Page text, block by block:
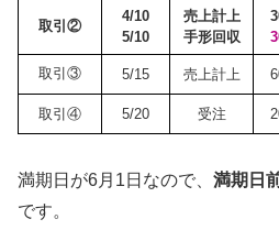
取引②
4/10
5/10
売上計上
手形回収
取引③ 5/15 売上計上
取引④ 5/20 受注
満期日が6月1日なので、 満期日
です。